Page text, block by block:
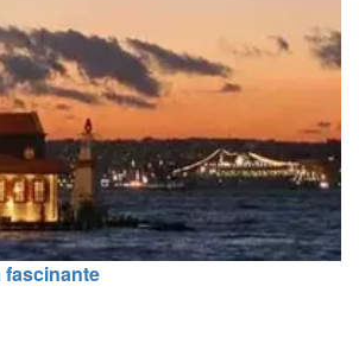
fascinante